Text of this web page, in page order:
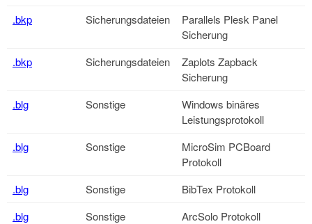
.bkp
Sicherungsdateien
Parallels Plesk Panel
Sicherung
.bkp
Sicherungsdateien
Zaplots Zapback
Sicherung
.blg
Sonstige
Windows binäres
Leistungsprotokoll
.blg
Sonstige
MicroSim PCBoard
Protokoll
.blg
Sonstige
BibTex Protokoll
.blg
Sonstige
ArcSolo Protokoll